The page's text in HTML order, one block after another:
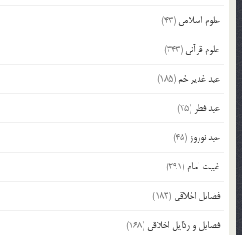
علوم اسلامی (43)
علوم قرآنی (343)
عید غدیر خم(185)
عید فطر (35)
عید نوروز (45)
غیبت امام (291)
فضایل اخلاقی (183)
فضایل و رذایل اخلاقی (168)